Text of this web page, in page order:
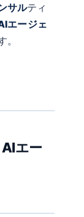
サルティ
エージェ
エー